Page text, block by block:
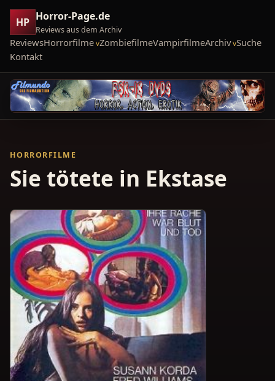
HP Horror-Page.de
Reviews aus dem Archiv
ReviewsHorrorfilme ZombiefilmeVampirfilmeArchiv Suche
Kontakt
HORRORFILME
Sie tötete in Ekstase